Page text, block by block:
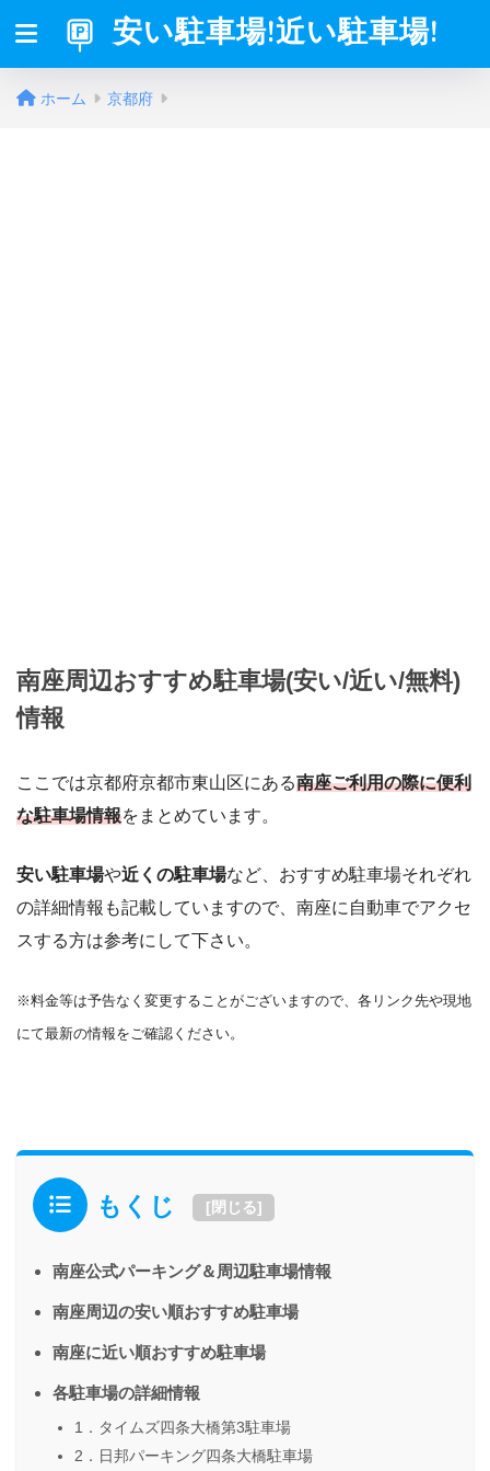
安い駐車場!近い駐車場!
ホーム 京都府
南座周辺おすすめ駐車場(安い/近い/無料)
情報
ここでは京都府京都市東山区にある南座ご利用の際に便利
な駐車場情報をまとめています。
安い駐車場や近くの駐車場など、おすすめ駐車場それぞれ
の詳細情報も記載していますので、南座に自動車でアクセ
スする方は参考にして下さい。
※料金等は予告なく変更することがございますので、各リンク先や現地
にて最新の情報をご確認ください。
もくじ [閉じる]
南座公式パーキング＆周辺駐車場情報
南座周辺の安い順おすすめ駐車場
南座に近い順おすすめ駐車場
各駐車場の詳細情報
1．タイムズ四条大橋第3駐車場
2．日邦パーキング四条大橋駐車場